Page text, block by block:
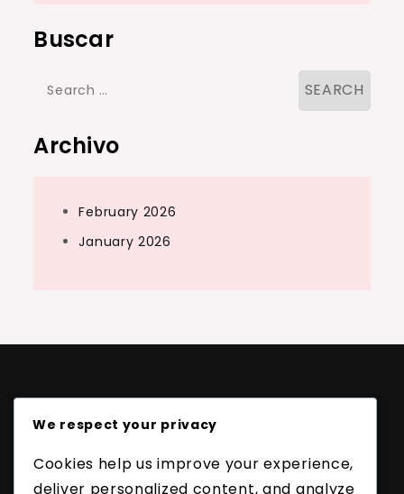
Buscar
Search
Archivo
February 2026
January 2026
Política de protección de datos
Contacto
Nuestra historia
We respect your privacy
Cookies help us improve your experience,
deliver personalized content, and analyze